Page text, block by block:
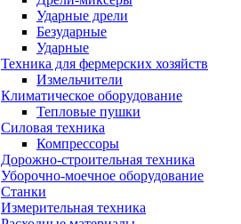
Ударные дрели
Безударные
Ударные
Техника для фермерских хозяйств
Измельчители
Климатическое оборудование
Тепловые пушки
Силовая техника
Компрессоры
Дорожно-строительная техника
Уборочно-моечное оборудование
Станки
Измерительная техника